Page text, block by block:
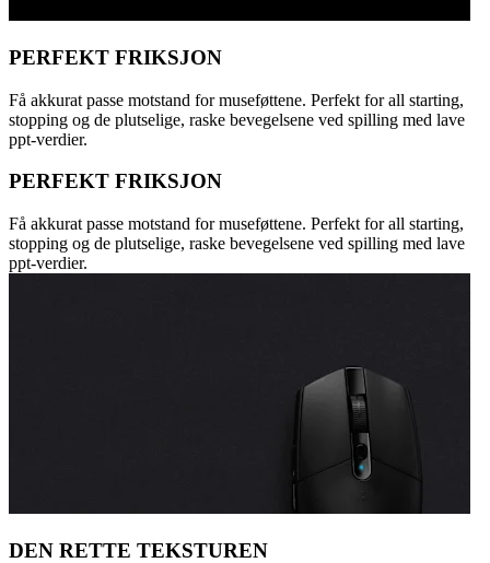
PERFEKT FRIKSJON
Få akkurat passe motstand for museføttene. Perfekt for all starting,
stopping og de plutselige, raske bevegelsene ved spilling med lave
ppt-verdier.
PERFEKT FRIKSJON
Få akkurat passe motstand for museføttene. Perfekt for all starting,
stopping og de plutselige, raske bevegelsene ved spilling med lave
ppt-verdier.
DEN RETTE TEKSTUREN